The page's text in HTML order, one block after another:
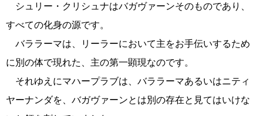
シュリー・クリシュナはバガヴァーンそのものであり、
すべての化身の源です。
バララーマは、リーラーにおいて主をお手伝いするため
に別の体で現れた、主の第一顕現なのです。
それゆえにマハープラブは、バララーマあるいはニティ
ヤーナンダを、バガヴァーンとは別の存在と見てはいけな